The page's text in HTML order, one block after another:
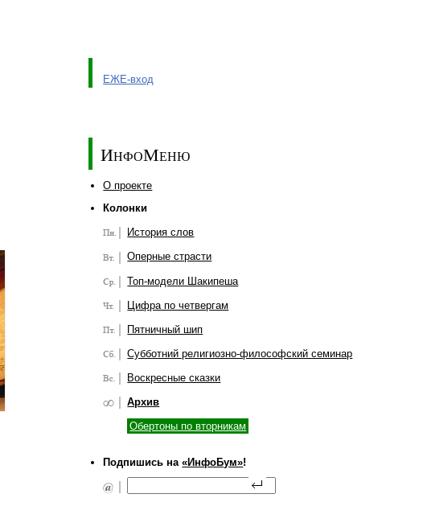
ЕЖЕ-вход
ИнфоМеню
О проекте
Колонки
История слов
Оперные страсти
Топ-модели Шакипеша
Цифра по четвергам
Пятничный шип
Субботний религиозно-философский семинар
Воскресные сказки
Архив
Обертоны по вторникам
Подпишись на«ИнфоБум»!